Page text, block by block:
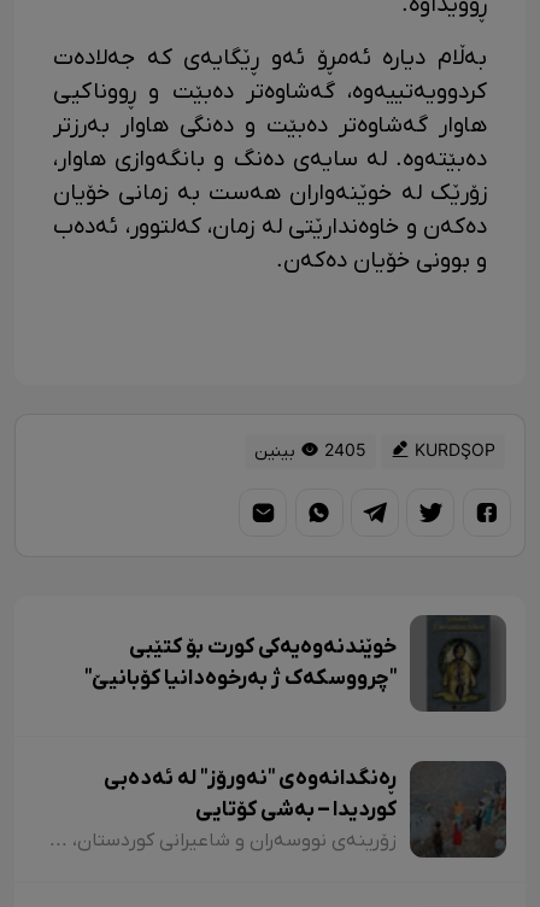
بەڵام دیارە ئەمڕۆ ئەو ڕێگایەی کە جەلادەت
کردوویەتییەوە، گەشاوەتر دەبێت و ڕووناکیی
هاوار گەشاوەتر دەبێت و دەنگی هاوار بەرزتر
دەبێتەوە. لە سایەی دەنگ و بانگەوازی هاوار،
زۆرێک لە خوێنەواران هەست بە زمانی خۆیان
دەکەن و خاوەندارێتی لە زمان، کەلتوور، ئەدەب
و بوونی خۆیان دەکەن.
KURDŞOP 2405 بینین
خوێندنەوەیەکی کورت بۆ کتێبی
"چرووسکەک ژ بەرخوەدانیا کۆبانیێ"
ڕەنگدانەوەی "نەورۆز" لە ئەدەبی
کوردیدا – بەشی کۆتایی
زۆرینەی نووسەران و شاعیرانی کوردستان، لە شیعر و دەقەکانیاندا بە شێوازی جۆراوجۆر باسی نەورۆزیان کردووە کە لەبەر نەبوونی مەجال تەنیا ئاماژەمان بە چەند شاعیر و چەند نموونە شیعر کرد. پێم خۆشە لە کۆتاییشدا ئاماژە بەوە بکەم کە شاعیران "موخلیس، عەونی، هەژار، زاری، عەلی حەسەنیانی، ژیلا حسەینی، محەممەد ساڵح دیلان، ئەسیری، ناسر ئاغابرا، جەلال مەلەکشا، شێرکۆ بێکەس و عەبدوڵڵا پەشێو و..." لە چەندین شیعریاندا باسی "نەورۆز"یان کردووە و لەسەر کوردستانیبوونی نەورۆز جەختیان کردووەتەوە.